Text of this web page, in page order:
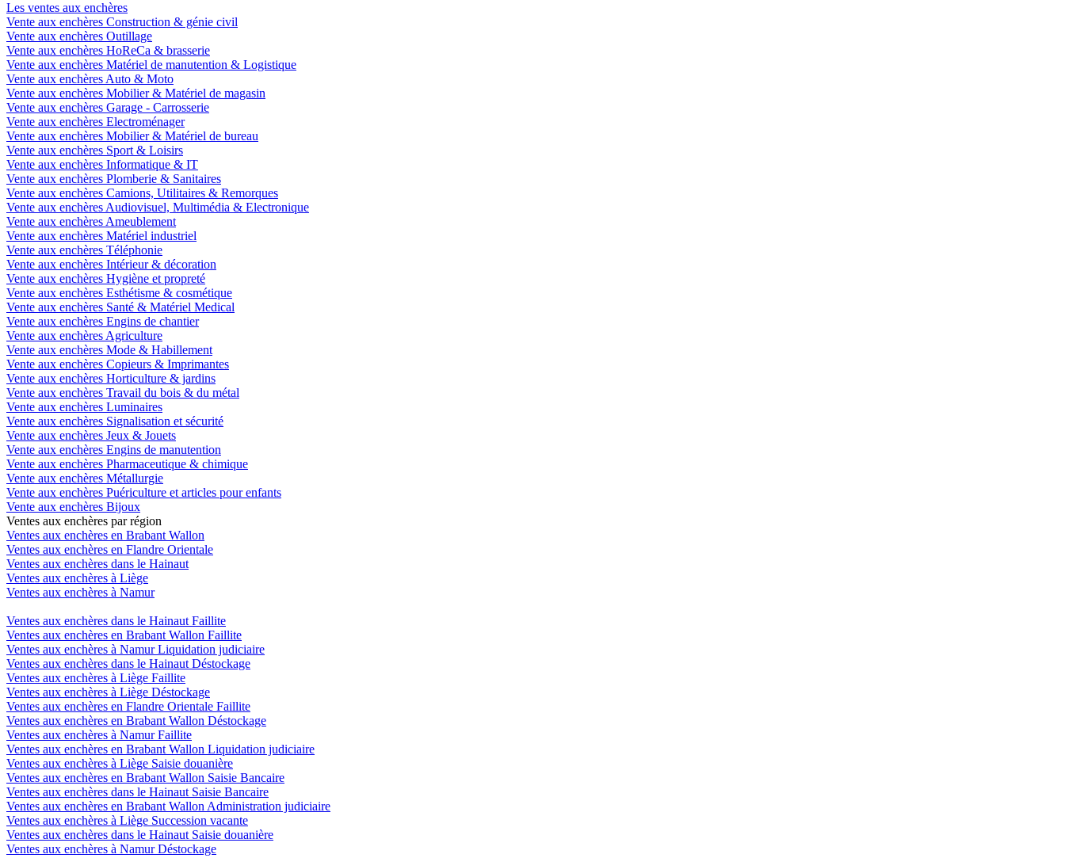
Les ventes aux enchères
Vente aux enchères Construction & génie civil
Vente aux enchères Outillage
Vente aux enchères HoReCa & brasserie
Vente aux enchères Matériel de manutention & Logistique
Vente aux enchères Auto & Moto
Vente aux enchères Mobilier & Matériel de magasin
Vente aux enchères Garage - Carrosserie
Vente aux enchères Electroménager
Vente aux enchères Mobilier & Matériel de bureau
Vente aux enchères Sport & Loisirs
Vente aux enchères Informatique & IT
Vente aux enchères Plomberie & Sanitaires
Vente aux enchères Camions, Utilitaires & Remorques
Vente aux enchères Audiovisuel, Multimédia & Electronique
Vente aux enchères Ameublement
Vente aux enchères Matériel industriel
Vente aux enchères Téléphonie
Vente aux enchères Intérieur & décoration
Vente aux enchères Hygiène et propreté
Vente aux enchères Esthétisme & cosmétique
Vente aux enchères Santé & Matériel Medical
Vente aux enchères Engins de chantier
Vente aux enchères Agriculture
Vente aux enchères Mode & Habillement
Vente aux enchères Copieurs & Imprimantes
Vente aux enchères Horticulture & jardins
Vente aux enchères Travail du bois & du métal
Vente aux enchères Luminaires
Vente aux enchères Signalisation et sécurité
Vente aux enchères Jeux & Jouets
Vente aux enchères Engins de manutention
Vente aux enchères Pharmaceutique & chimique
Vente aux enchères Métallurgie
Vente aux enchères Puériculture et articles pour enfants
Vente aux enchères Bijoux
Ventes aux enchères par région
Ventes aux enchères en Brabant Wallon
Ventes aux enchères en Flandre Orientale
Ventes aux enchères dans le Hainaut
Ventes aux enchères à Liège
Ventes aux enchères à Namur
Ventes aux enchères dans le Hainaut Faillite
Ventes aux enchères en Brabant Wallon Faillite
Ventes aux enchères à Namur Liquidation judiciaire
Ventes aux enchères dans le Hainaut Déstockage
Ventes aux enchères à Liège Faillite
Ventes aux enchères à Liège Déstockage
Ventes aux enchères en Flandre Orientale Faillite
Ventes aux enchères en Brabant Wallon Déstockage
Ventes aux enchères à Namur Faillite
Ventes aux enchères en Brabant Wallon Liquidation judiciaire
Ventes aux enchères à Liège Saisie douanière
Ventes aux enchères en Brabant Wallon Saisie Bancaire
Ventes aux enchères dans le Hainaut Saisie Bancaire
Ventes aux enchères en Brabant Wallon Administration judiciaire
Ventes aux enchères à Liège Succession vacante
Ventes aux enchères dans le Hainaut Saisie douanière
Ventes aux enchères à Namur Déstockage